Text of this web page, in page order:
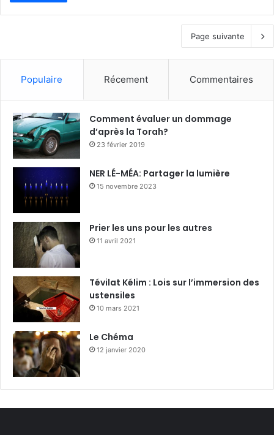
Page suivante
Populaire Récement Commentaires
Comment évaluer un dommage
d’après la Torah?
23 février 2019
NER LÉ-MÉA: Partager la lumière
15 novembre 2023
Prier les uns pour les autres
11 avril 2021
Tévilat Kélim : Lois sur l’immersion des
ustensiles
10 mars 2021
Le Chéma
12 janvier 2020